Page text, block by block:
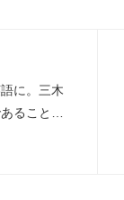
に。三木
ることを